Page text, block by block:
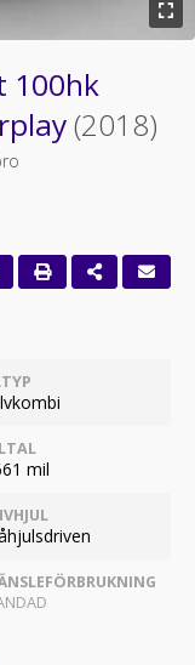
100hk
(2018)
mil